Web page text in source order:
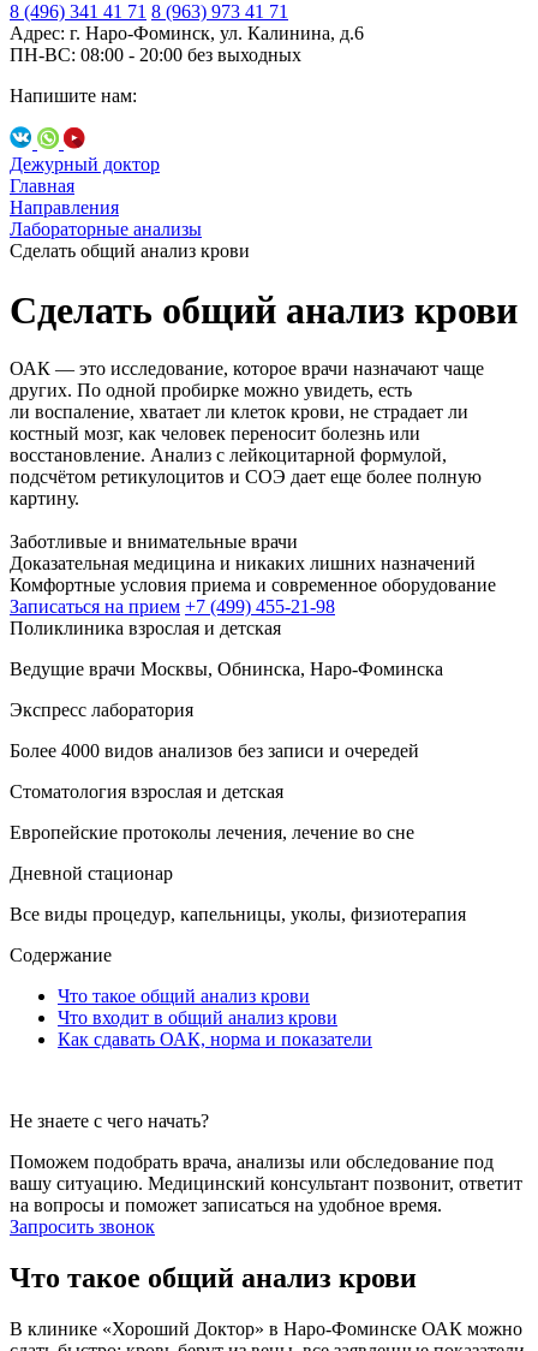
8 (496) 341 41 71 8 (963) 973 41 71
Адрес: г. Наро-Фоминск, ул. Калинина, д.6
ПН-ВС: 08:00 - 20:00 без выходных
Напишите нам:
Дежурный доктор
Главная
Направления
Лабораторные анализы
Сделать общий анализ крови
Сделать общий анализ крови
ОАК — это исследование, которое врачи назначают чаще
других. По одной пробирке можно увидеть, есть
ли воспаление, хватает ли клеток крови, не страдает ли
костный мозг, как человек переносит болезнь или
восстановление. Анализ с лейкоцитарной формулой,
подсчётом ретикулоцитов и СОЭ дает еще более полную
картину.
Заботливые и внимательные врачи
Доказательная медицина и никаких лишних назначений
Комфортные условия приема и современное оборудование
Записаться на прием +7 (499) 455-21-98
Поликлиника взрослая и детская
Ведущие врачи Москвы, Обнинска, Наро-Фоминска
Экспресс лаборатория
Более 4000 видов анализов без записи и очередей
Стоматология взрослая и детская
Европейские протоколы лечения, лечение во сне
Дневной стационар
Все виды процедур, капельницы, уколы, физиотерапия
Содержание
Что такое общий анализ крови
Что входит в общий анализ крови
Как сдавать ОАК, норма и показатели
Не знаете с чего начать?
Поможем подобрать врача, анализы или обследование под
вашу ситуацию. Медицинский консультант позвонит, ответит
на вопросы и поможет записаться на удобное время.
Запросить звонок
Что такое общий анализ крови
В клинике «Хороший Доктор» в Наро-Фоминске ОАК можно